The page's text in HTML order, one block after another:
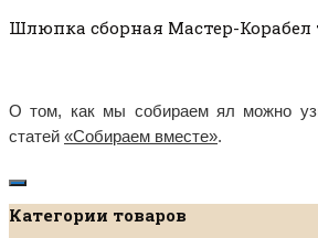
Шлюпка сборная Мастер-Корабел
О том, как мы собираем ял можно
статей «Собираем вместе».
Категории товаров